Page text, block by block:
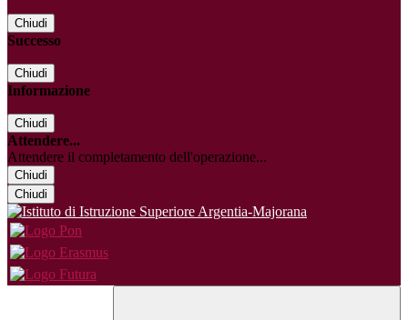
Chiudi
Successo
Chiudi
Informazione
Chiudi
Attendere...
Attendere il completamento dell'operazione...
Chiudi
Chiudi